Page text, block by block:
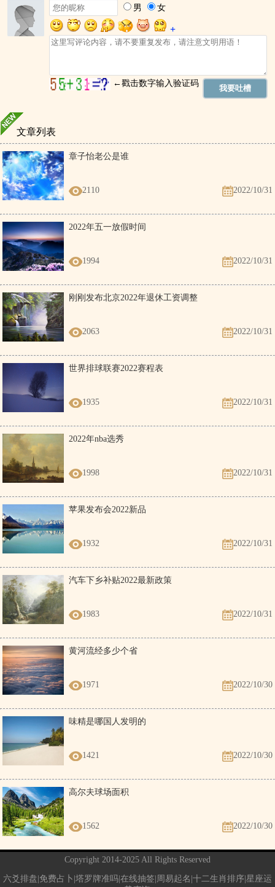
文章列表
章子怡老公是谁
2110 2022/10/31
2022年五一放假时间
1994 2022/10/31
刚刚发布北京2022年退休工资调整
2063 2022/10/31
世界排球联赛2022赛程表
1935 2022/10/31
2022年nba选秀
1998 2022/10/31
苹果发布会2022新品
1932 2022/10/31
汽车下乡补贴2022最新政策
1983 2022/10/31
黄河流经多少个省
1971 2022/10/30
味精是哪国人发明的
1421 2022/10/30
高尔夫球场面积
1562 2022/10/30
Copyright 2014-2025 All Rights Reserved
六爻排盘|免费占卜|塔罗牌准吗|在线抽签|周易起名|十二生肖排序|星座运